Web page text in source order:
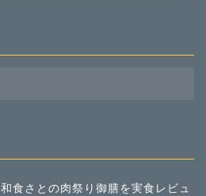
和食さとの肉祭り御膳を実食レビュ